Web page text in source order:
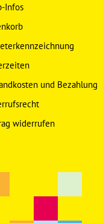
Infos
und Bezahlung
widerrufen